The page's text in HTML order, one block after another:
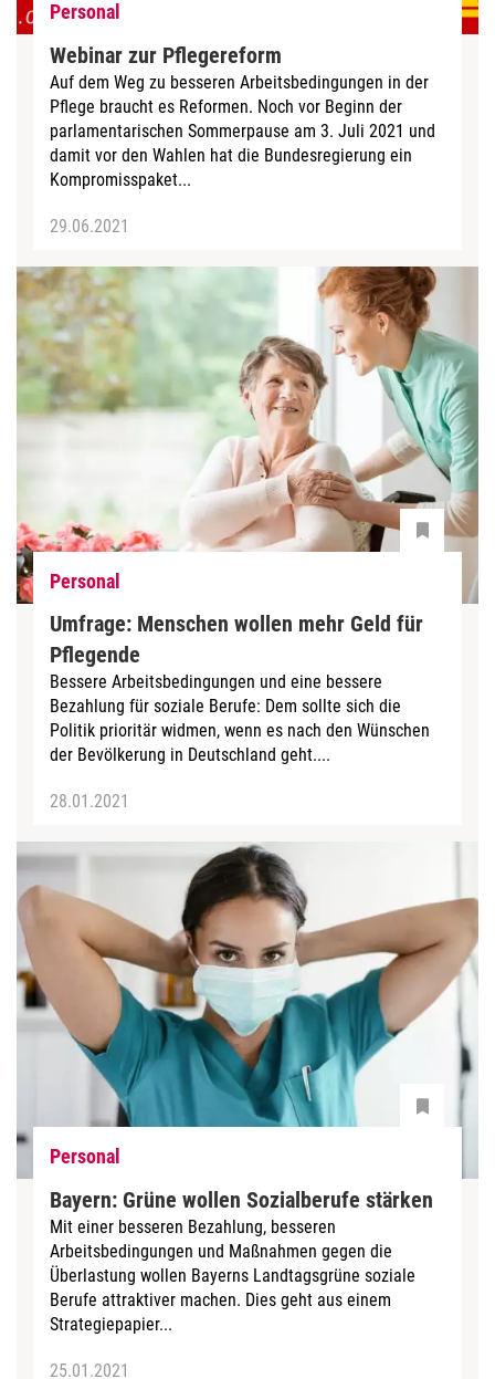
Personal
Webinar zur Pflegereform
Auf dem Weg zu besseren Arbeitsbedingungen in der
Pflege braucht es Reformen. Noch vor Beginn der
parlamentarischen Sommerpause am 3. Juli 2021 und
damit vor den Wahlen hat die Bundesregierung ein
Kompromisspaket...
29.06.2021
Personal
Umfrage: Menschen wollen mehr Geld für
Pflegende
Bessere Arbeitsbedingungen und eine bessere
Bezahlung für soziale Berufe: Dem sollte sich die
Politik prioritär widmen, wenn es nach den Wünschen
der Bevölkerung in Deutschland geht....
28.01.2021
Personal
Bayern: Grüne wollen Sozialberufe stärken
Mit einer besseren Bezahlung, besseren
Arbeitsbedingungen und Maßnahmen gegen die
Überlastung wollen Bayerns Landtagsgrüne soziale
Berufe attraktiver machen. Dies geht aus einem
Strategiepapier...
25.01.2021